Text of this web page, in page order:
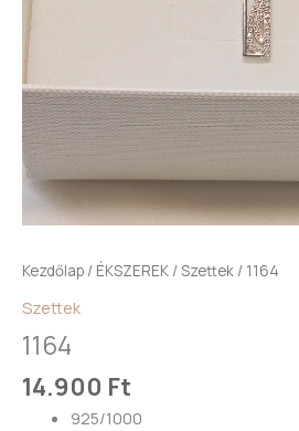
Kezdőlap / ÉKSZEREK /Szettek / 1164
Szettek
1164
14.900 Ft
925/1000